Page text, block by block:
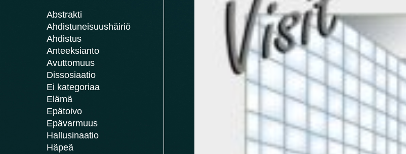
Abstrakti
Ahdistuneisuushäiriö
Ahdistus
Anteeksianto
Avuttomuus
Dissosiaatio
Ei kategoriaa
Elämä
Epätoivo
Epävarmuus
Hallusinaatio
Häpeä